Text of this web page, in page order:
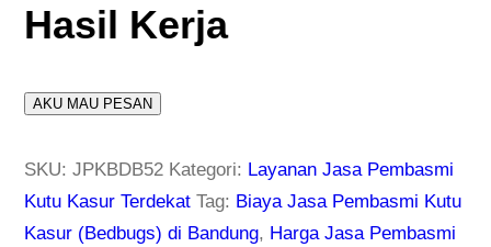
Hasil Kerja
AKU MAU PESAN
SKU:JPKBDB52 Kategori: Layanan Jasa Pembasmi
Kutu Kasur Terdekat Tag: Biaya Jasa Pembasmi Kutu
Kasur (Bedbugs) di Bandung, Harga Jasa Pembasmi